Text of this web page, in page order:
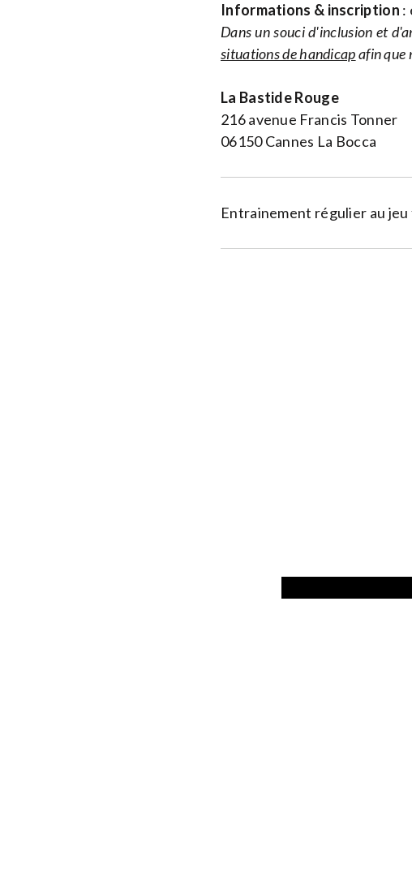
Informations & inscription :
Dans un souci d'inclusion et
situations de handicapafin que
La Bastide Rouge
216 avenue Francis Tonner
06150 Cannes La Bocca
Entrainement régulier au jeu